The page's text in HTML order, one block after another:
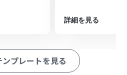
のセルに追加します。
ムポイント
詳細を見る
ンプレートを見る